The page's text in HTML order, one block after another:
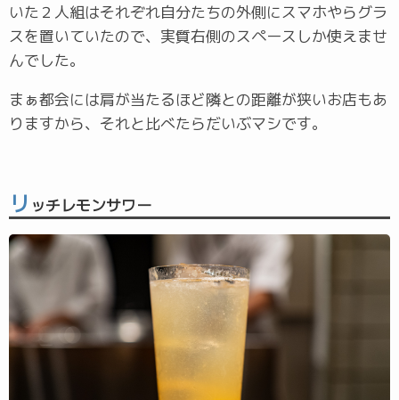
いた２人組はそれぞれ自分たちの外側にスマホやらグラ
スを置いていたので、実質右側のスペースしか使えませ
んでした。
まぁ都会には肩が当たるほど隣との距離が狭いお店もあ
りますから、それと比べたらだいぶマシです。
リ ッチレモンサワー